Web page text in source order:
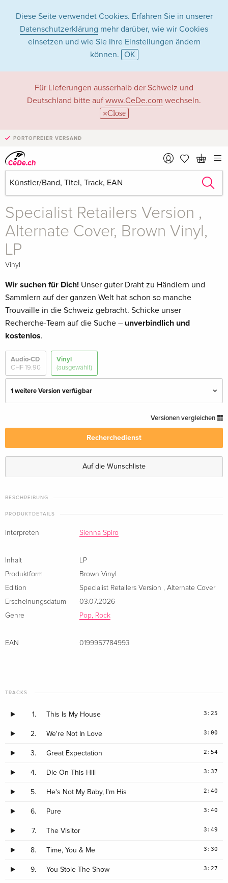
Diese Seite verwendet Cookies. Erfahren Sie in unserer
Datenschutzerklärung mehr darüber, wie wir Cookies
einsetzen und wie Sie Ihre Einstellungen ändern
können. OK
Für Lieferungen ausserhalb der Schweiz und
Deutschland bitte auf www.CeDe.com wechseln.
Close
PORTOFREIER VERSAND
vergriffen
Sienna Spiro
Visitor
Specialist Retailers Version ,
Alternate Cover, Brown Vinyl,
LP
Vinyl
Wir suchen für Dich! Unser guter Draht zu Händlern und
Sammlern auf der ganzen Welt hat schon so manche
Trouvaille in die Schweiz gebracht. Schicke unser
Recherche-Team auf die Suche – unverbindlich und
kostenlos.
Audio-CD
CHF 19.90
Vinyl
(ausgewählt)
1 weitere Version verfügbar
CHF 35.50
Specialist Retailers Version , Alternate Cover,
Versionen vergleichen
Recherchedienst
Auf die Wunschliste
BESCHREIBUNG
PRODUKTDETAILS
Interpreten Sienna Spiro
Inhalt
LP
Produktform
Brown Vinyl
Edition
Specialist Retailers Version
Alternate Cover
Erscheinungsdatum
03.07.2026
Genre
Pop, Rock
EAN 0199957784993
TRACKS
1. This Is My House 3:25
2. We're Not In Love 3:00
3. Great Expectation 2:54
4. Die On This Hill 3:37
5. He's Not My Baby, I'm His 2:40
6. Pure 3:40
7. The Visitor 3:49
8. Time, You & Me 3:30
9. You Stole The Show 3:27